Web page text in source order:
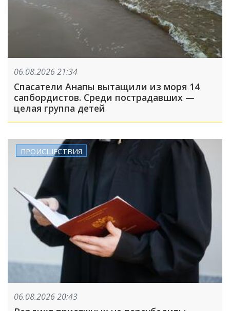
06.08.2026 21:34
Спасатели Анапы вытащили из моря 14
сапбордистов. Среди пострадавших —
целая группа детей
ПРОИСШЕСТВИЯ
06.08.2026 20:43